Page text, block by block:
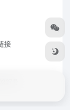
接
号